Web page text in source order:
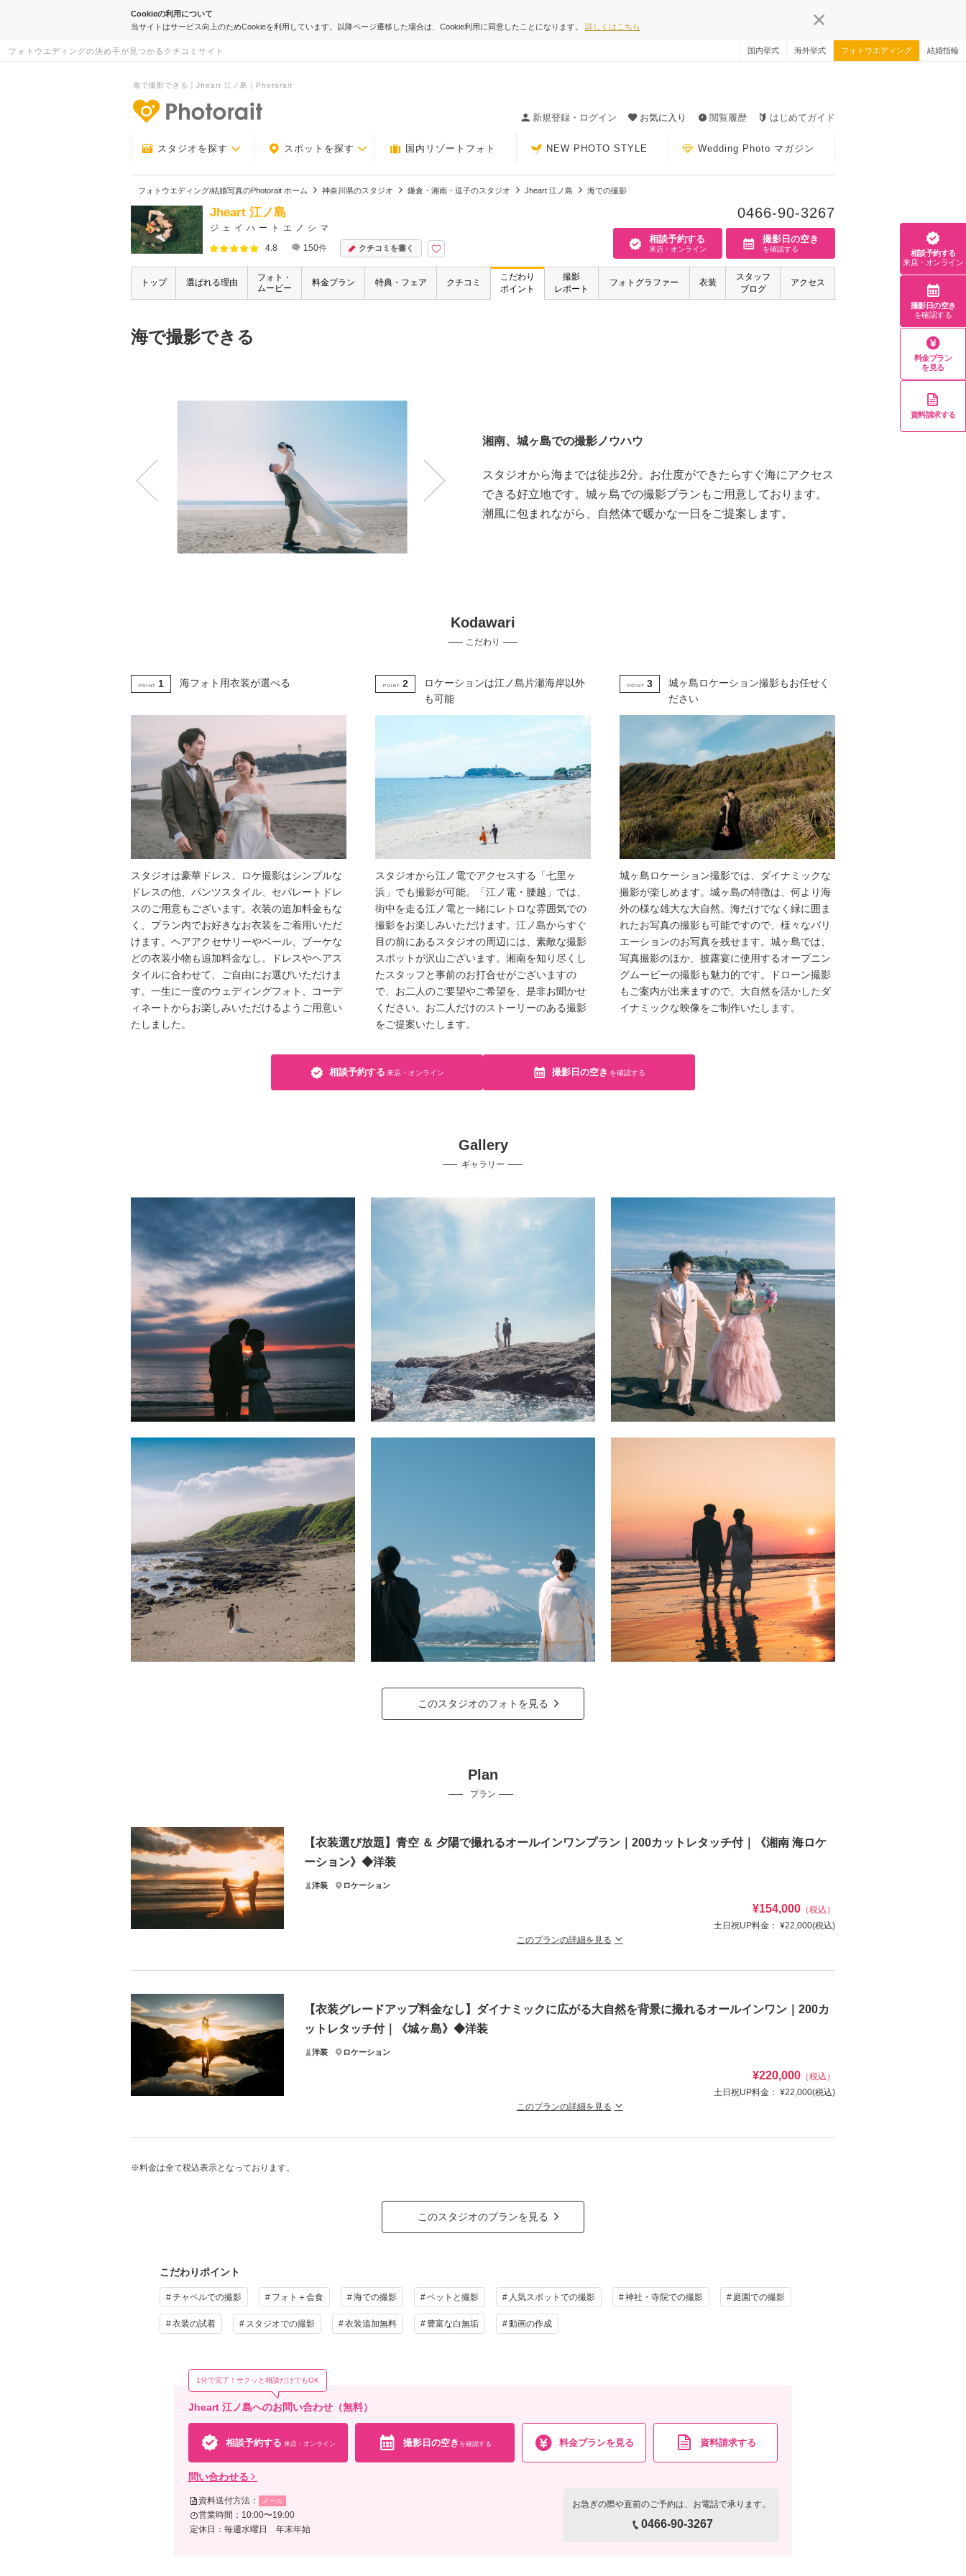
Cookieの利用について
当サイトはサービス向上のためCookieを利用しています。以降ページ遷移した場合は、Cookie利用に同意したことになります。 詳しくはこちら
フォトウエディングの決め手が見つかるクチコミサイト 国内挙式 海外挙式 フォトウエディング 結婚指輪
海で撮影できる｜Jheart 江ノ島｜Photorait
新規登録・ログイン
お気に入り 閲覧履歴 はじめてガイド
スタジオを探す スポットを探す 国内リゾートフォト NEW PHOTO STYLE Wedding Photo マガジン
フォトウエディング/結婚写真のPhotorait ホーム 神奈川県のスタジオ 鎌倉・湘南・逗子のスタジオ Jheart 江ノ島 海での撮影
Jheart 江ノ島
ジェイハートエノシマ
4.8
150件 クチコミを書く
0466-90-3267
相談予約する
来店・オンライン
撮影日の空き
を確認する
トップ 選ばれる理由
フォト・
ムービー
料金プラン 特典・フェア クチコミ
こだわり
ポイント
撮影
レポート
フォトグラファー 衣装
スタッフ
ブログ
アクセス
海で撮影できる
湘南、城ヶ島での撮影ノウハウ
スタジオから海までは徒歩2分。お仕度ができたらすぐ海にアクセス
できる好立地です。城ヶ島での撮影プランもご用意しております。
潮風に包まれながら、自然体で暖かな一日をご提案します。
Kodawari
こだわり
POINT 1 海フォト用衣装が選べる
スタジオは豪華ドレス、ロケ撮影はシンプルな
ドレスの他、パンツスタイル、セパレートドレ
スのご用意もございます。衣装の追加料金もな
く、プラン内でお好きなお衣装をご着用いただ
けます。ヘアアクセサリーやベール、ブーケな
どの衣装小物も追加料金なし。ドレスやヘアス
タイルに合わせて、ご自由にお選びいただけま
す。一生に一度のウェディングフォト、コーデ
ィネートからお楽しみいただけるようご用意い
たしました。
POINT 2
ロケーションは江ノ島片瀬海岸以外
も可能
スタジオから江ノ電でアクセスする「七里ヶ
浜」でも撮影が可能。「江ノ電・腰越」では、
街中を走る江ノ電と一緒にレトロな雰囲気での
撮影をお楽しみいただけます。江ノ島からすぐ
目の前にあるスタジオの周辺には、素敵な撮影
スポットが沢山ございます。湘南を知り尽くし
たスタッフと事前のお打合せがございますの
で、お二人のご要望やご希望を、是非お聞かせ
ください。お二人だけのストーリーのある撮影
をご提案いたします。
POINT 3
城ヶ島ロケーション撮影もお任せく
ださい
城ヶ島ロケーション撮影では、ダイナミックな
撮影が楽しめます。城ヶ島の特徴は、何より海
外の様な雄大な大自然。海だけでなく緑に囲ま
れたお写真の撮影も可能ですので、様々なバリ
エーションのお写真を残せます。城ヶ島では、
写真撮影のほか、披露宴に使用するオープニン
グムービーの撮影も魅力的です。ドローン撮影
もご案内が出来ますので、大自然を活かしたダ
イナミックな映像をご制作いたします。
相談予約する 来店・オンライン 撮影日の空き を確認する
Gallery
ギャラリー
このスタジオのフォトを見る
Plan
プラン
【衣装選び放題】青空 ＆ 夕陽で撮れるオールインワンプラン｜200カットレタッチ付｜《湘南 海ロケ
ーション》◆洋装
洋装 ロケーション
¥154,000 （税込）
土日祝UP料金： ¥22,000(税込)
このプランの詳細を見る
湘南エリアの撮影をご希望の方に。七里ヶ浜・茅ヶ崎・鎌倉方面ご案内可能です。お気軽にご相談くださいませ。
会計明瞭なオールインワンパッケージプランです！
ヘアメイク
衣装追加
相談予約する
来店・オンライン
【衣装グレードアップ料金なし】ダイナミックに広がる大自然を背景に撮れるオールインワン｜200カ
ットレタッチ付｜《城ヶ島》◆洋装
洋装 ロケーション
¥220,000 （税込）
土日祝UP料金： ¥22,000(税込)
このプランの詳細を見る
海だけでなく緑の自然が広がる背景海外のようなダイナミックなお写真が撮影できます。さらに、雨天時の前日変更
会食 挙式 家族と撮影 家族用衣装レンタル ペットと撮影
クオプションでペット撮影も可能
※料金は全て税込表示となっております。
このスタジオのプランを見る
こだわりポイント
チャペルでの撮影 フォト＋会食 海での撮影 ペットと撮影 人気スポットでの撮影 神社・寺院での撮影 庭園での撮影
衣装の試着 スタジオでの撮影 衣装追加無料 豊富な白無垢 動画の作成
Jheart 江ノ島へのお問い合わせ（無料）
1分で完了！サクッと相談だけでもOK
相談予約する 来店・オンライン 撮影日の空き を確認する 料金プランを見る 資料請求する
問い合わせる
資料送付方法： メール
営業時間：10:00〜19:00
定休日：毎週水曜日 年末年始
お急ぎの際や直前のご予約は、お電話で承ります。
0466-90-3267
相談予約する
来店・オンライン
撮影日の空き
を確認する
料金プラン
を見る
資料請求する